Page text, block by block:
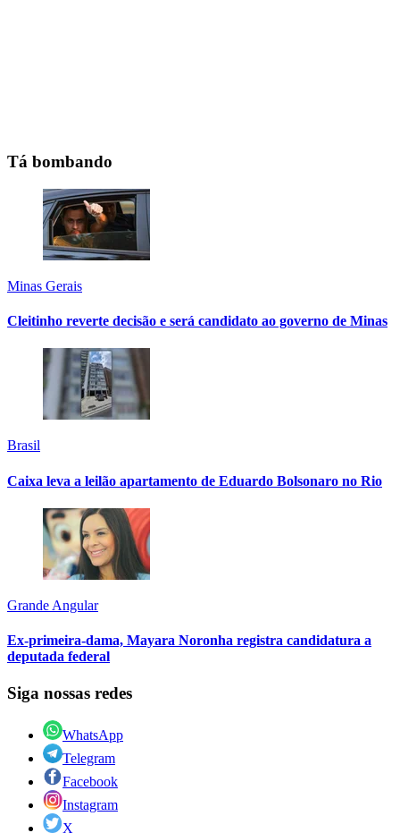
Tá bombando
Minas Gerais
Cleitinho reverte decisão e será candidato ao governo de Minas
Brasil
Caixa leva a leilão apartamento de Eduardo Bolsonaro no Rio
Grande Angular
Ex-primeira-dama, Mayara Noronha registra candidatura a
deputada federal
Siga nossas redes
WhatsApp
Telegram
Facebook
Instagram
X